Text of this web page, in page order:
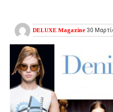
DELUXE Magazine 30